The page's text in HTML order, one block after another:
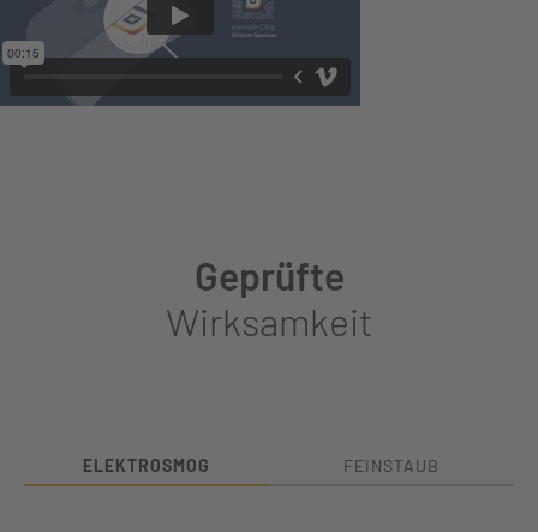
Geprüfte
Wirksamkeit
ELEKTROSMOG FEINSTAUB